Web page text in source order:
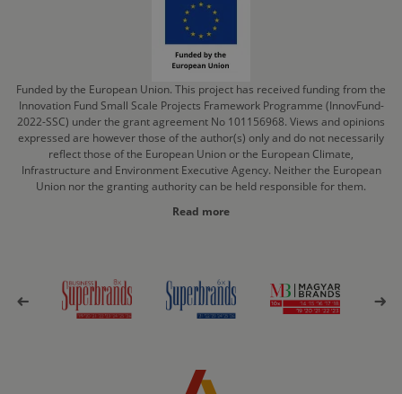
Funded by the European Union. This project has received funding from the
Innovation Fund Small Scale Projects Framework Programme (InnovFund-
2022-SSC) under the grant agreement No 101156968. Views and opinions
expressed are however those of the author(s) only and do not necessarily
reflect those of the European Union or the European Climate,
Infrastructure and Environment Executive Agency. Neither the European
Union nor the granting authority can be held responsible for them.
Read more